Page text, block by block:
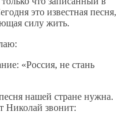
это известная песня,
силу жить.
«Россия, не стань
нашей стране нужна.
Николай звонит: